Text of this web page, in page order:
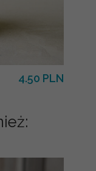
4.50 PLN